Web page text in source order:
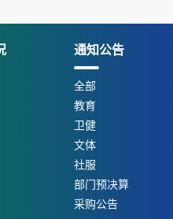
通知公告
全部
教育
卫健
文体
社服
部门预决算
采购公告